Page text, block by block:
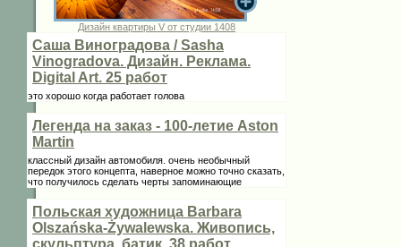
Дизайн квартиры V от студии 1408
Саша Виноградова / Sasha
Vinogradova. Дизайн. Реклама.
Digital Art. 25 работ
это хорошо когда работает голова
Легенда на заказ - 100-летие Aston
Martin
классный дизайн автомобиля. очень необычный
передок этого концепта, наверное можно точно сказать,
что получилось сделать черты запоминающие
Польская художница Barbara
Olszańska-Żywalewska. Живопись,